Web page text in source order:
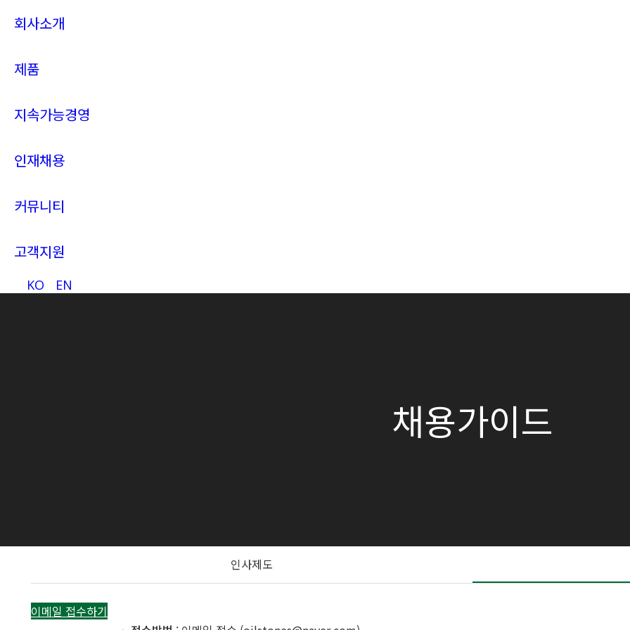
회사소개
제품
지속가능경영
인재채용
커뮤니티
고객지원
KO EN
채용가이드
인사제도
이메일 접수하기